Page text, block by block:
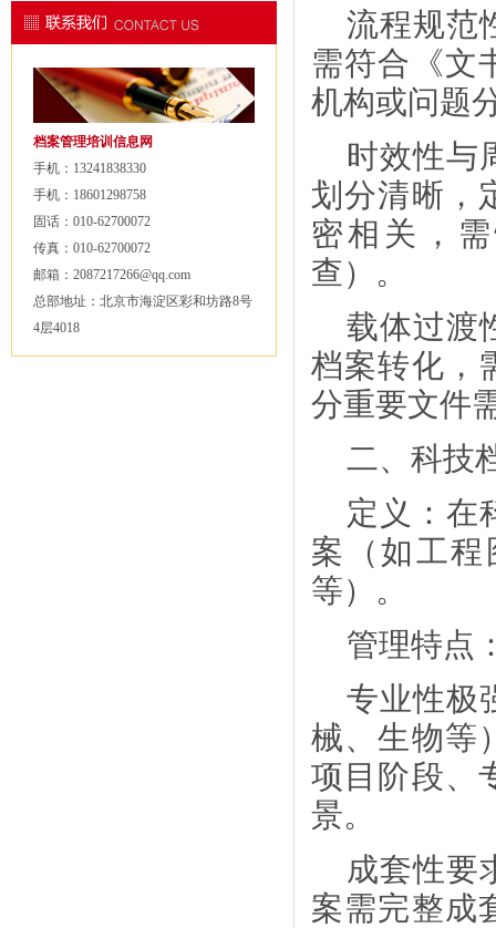
档案管理培训信息网
手机：13241838330
手机：18601298758
固话：010-62700072
传真：010-62700072
邮箱：2087217266@qq.com
总部地址：北京市海淀区彩和坊路8号
4层4018
流程规范
需符合《文
机构或问题
时效性与
划分清晰，
密相关，
查）。
载体过渡
档案转化，
分重要文件
二、科技
定义：在
案（如工
等）。
管理特点
专业性极
械、生物等
项目阶段、
景。
成套性要
案需完整成